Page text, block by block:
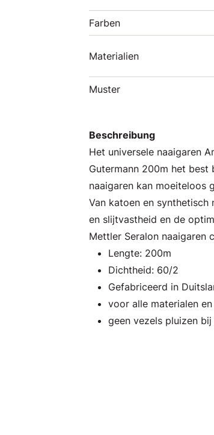
Farben
Materialien
Muster
Beschreibung
Het universele naaigaren
Gutermann 200m het
naaigaren kan moeiteloos
Van katoen en
en slijtvastheid en de
Mettler Seralon naaigaren
Lengte: 200m
Dichtheid: 60/2
Gefabriceerd in
voor alle materialen
geen vezels pluizen